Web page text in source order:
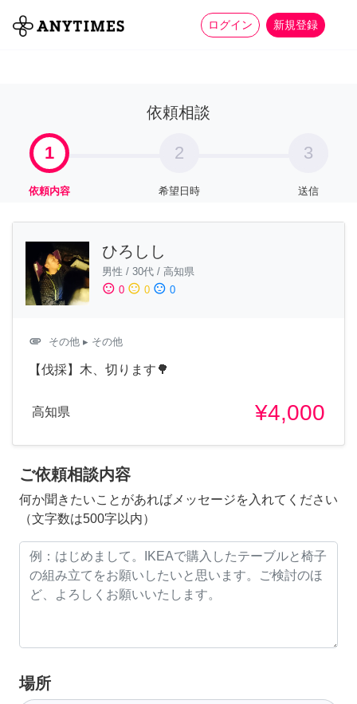
ログイン 新規登録
全て 家事 more_horiz
依頼相談
1
依頼内容
2
希望日時
3
送信
ひろしし
男性 / 30代 / 高知県
sentiment_satisfied 0 sentiment_neutral 0 sentiment_dissatisfied 0
attachment その他 ▸ その他
【伐採】木、切ります🌳
高知県 ¥4,000
ご依頼相談内容
何か聞きたいことがあればメッセージを入れてください
（文字数は500字以内）
場所